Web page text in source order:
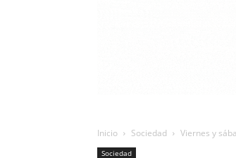
Inicio Sociedad Viernes y
Sociedad